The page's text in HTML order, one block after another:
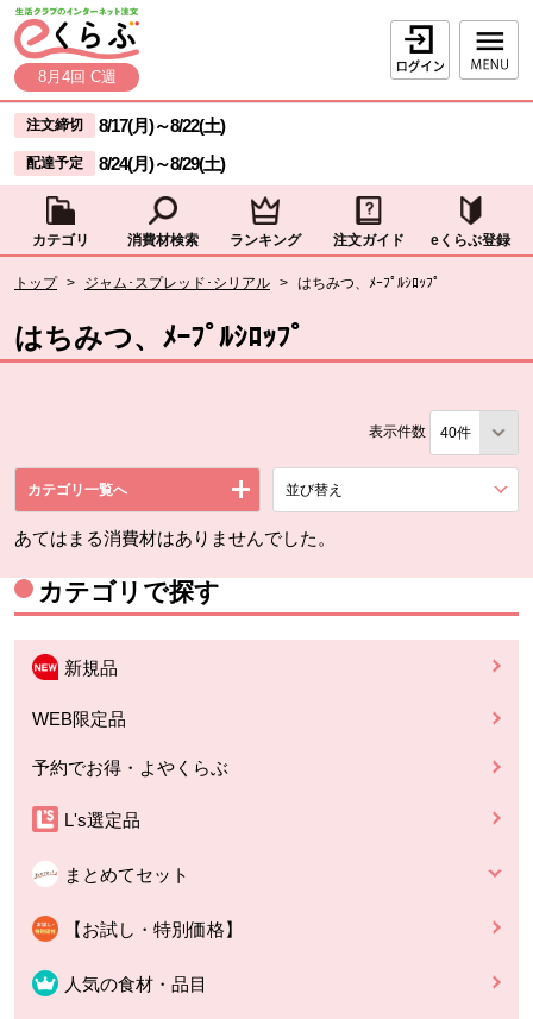
ページの先頭です。
本文へジャンプする。
8月4回 C週
ログイン
ここからサイト内共通メニューです。
サイト内共通メニューをスキップする
注文締切 8/17(月)～8/22(土)
配達予定 8/24(月)～8/29(土)
カテゴリ 消費材検索 ランキング 注文ガイド eくらぶ登録
トップ > ジャム･スプレッド･シリアル > はちみつ、ﾒｰﾌﾟﾙｼﾛｯﾌﾟ
はちみつ、ﾒｰﾌﾟﾙｼﾛｯﾌﾟ
表示件数
カテゴリ一覧へ 並び替え
あてはまる消費材はありませんでした。
カテゴリで探す
新規品
WEB限定品
予約でお得・よやくらぶ
L's選定品
まとめてセット
【お試し・特別価格】
人気の食材・品目